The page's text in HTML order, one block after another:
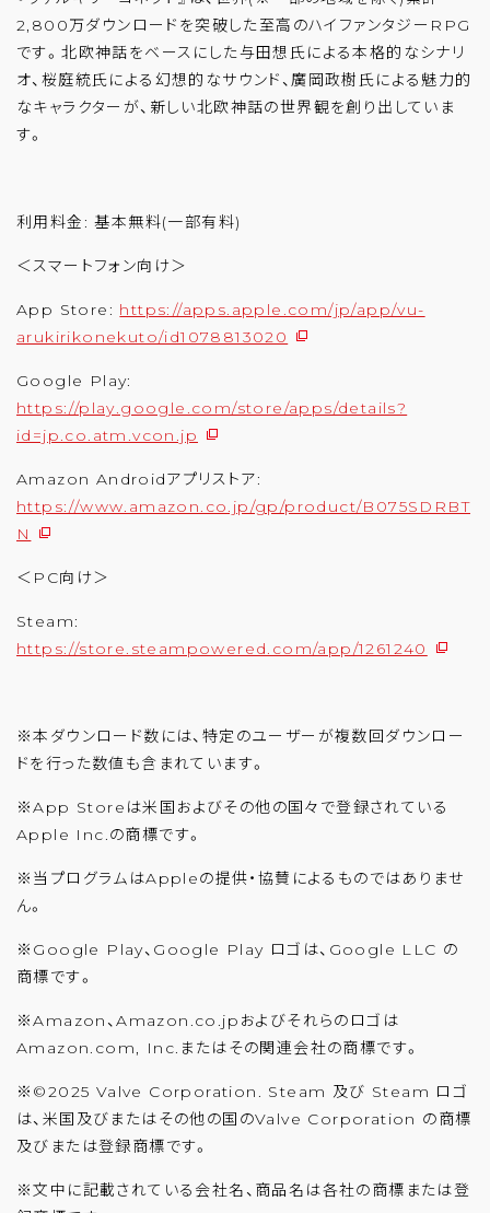
2,800万ダウンロードを突破した至高のハイファンタジーRPG
です。北欧神話をベースにした与田想氏による本格的なシナリ
オ、桜庭統氏による幻想的なサウンド、廣岡政樹氏による魅力的
なキャラクターが、新しい北欧神話の世界観を創り出していま
す。
利用料金: 基本無料(一部有料)
＜スマートフォン向け＞
App Store: https://apps.apple.com/jp/app/vu-
arukirikonekuto/id1078813020
Google Play:
https://play.google.com/store/apps/details?
id=jp.co.atm.vcon.jp
Amazon Androidアプリストア:
https://www.amazon.co.jp/gp/product/B075SDRBT
N
＜PC向け＞
Steam:
https://store.steampowered.com/app/1261240
※本ダウンロード数には、特定のユーザーが複数回ダウンロー
ドを行った数値も含まれています。
※App Storeは米国およびその他の国々で登録されている
Apple Inc.の商標です。
※当プログラムはAppleの提供・協賛によるものではありませ
ん。
※Google Play、Google Play ロゴは、Google LLC の
商標です。
※Amazon、Amazon.co.jpおよびそれらのロゴは
Amazon.com, Inc.またはその関連会社の商標です。
※©2025 Valve Corporation. Steam 及び Steam ロゴ
は、米国及びまたはその他の国のValve Corporation の商標
及びまたは登録商標です。
※文中に記載されている会社名、商品名は各社の商標または登